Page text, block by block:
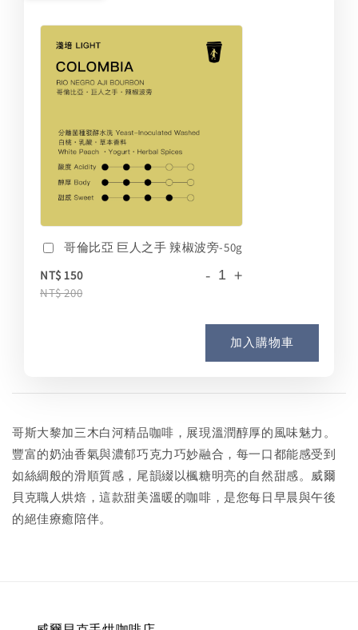
哥倫比亞 巨人之手 辣椒波旁-50g
NT$ 150
NT$ 200
- +
加入購物車
哥斯大黎加三木白河精品咖啡，展現溫潤醇厚的風味魅力。
豐富的奶油香氣與濃郁巧克力巧妙融合，每一口都能感受到
如絲綢般的滑順質感，尾韻綴以楓糖明亮的自然甜感。威爾
貝克職人烘焙，這款甜美溫暖的咖啡，是您每日早晨與午後
的絕佳療癒陪伴。